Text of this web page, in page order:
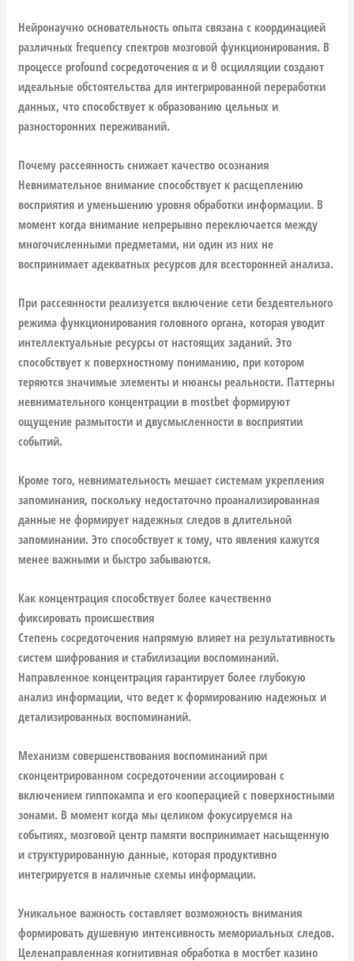
Нейронаучно основательность опыта связана с координацией
различных frequency спектров мозговой функционирования. В
процессе profound сосредоточения α и θ осцилляции создают
идеальные обстоятельства для интегрированной переработки
данных, что способствует к образованию цельных и
разносторонних переживаний.
Почему рассеянность снижает качество осознания
Невнимательное внимание способствует к расщеплению
восприятия и уменьшению уровня обработки информации. В
момент когда внимание непрерывно переключается между
многочисленными предметами, ни один из них не
воспринимает адекватных ресурсов для всесторонней анализа.
При рассеянности реализуется включение сети бездеятельного
режима функционирования головного органа, которая уводит
интеллектуальные ресурсы от настоящих заданий. Это
способствует к поверхностному пониманию, при котором
теряются значимые элементы и нюансы реальности. Паттерны
невнимательного концентрации в mostbet формируют
ощущение размытости и двусмысленности в восприятии
событий.
Кроме того, невнимательность мешает системам укрепления
запоминания, поскольку недостаточно проанализированная
данные не формирует надежных следов в длительной
запоминании. Это способствует к тому, что явления кажутся
менее важными и быстро забываются.
Как концентрация способствует более качественно
фиксировать происшествия
Степень сосредоточения напрямую влияет на результативность
систем шифрования и стабилизации воспоминаний.
Направленное концентрация гарантирует более глубокую
анализ информации, что ведет к формированию надежных и
детализированных воспоминаний.
Механизм совершенствования воспоминаний при
сконцентрированном сосредоточении ассоциирован с
включением гиппокампа и его кооперацией с поверхностными
зонами. В момент когда мы целиком фокусируемся на
событиях, мозговой центр памяти воспринимает насыщенную
и структурированную данные, которая продуктивно
интегрируется в наличные схемы информации.
Уникальное важность составляет возможность внимания
формировать душевную интенсивность мемориальных следов.
Целенаправленная когнитивная обработка в мостбет казино